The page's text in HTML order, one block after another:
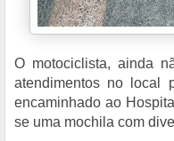
O motociclista, ainda
atendimentos no local
encaminhado ao
se uma mochila com